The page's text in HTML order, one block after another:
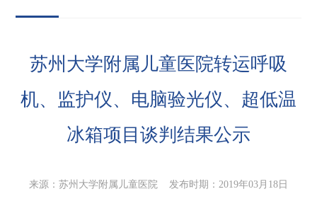
苏州大学附属儿童医院转运呼吸
机、监护仪、电脑验光仪、超低温
冰箱项目谈判结果公示
来源：苏州大学附属儿童医院 发布时期：2019年03月18日